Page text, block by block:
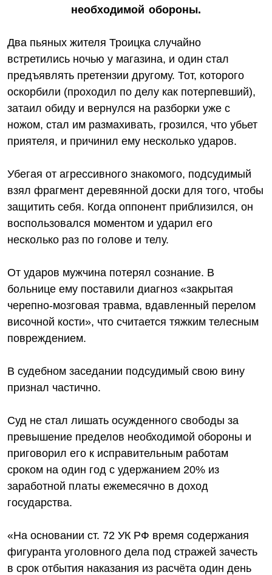
необходимой обороны.
Два пьяных жителя Троицка случайно
встретились ночью у магазина, и один стал
предъявлять претензии другому. Тот, которого
оскорбили (проходил по делу как потерпевший),
затаил обиду и вернулся на разборки уже с
ножом, стал им размахивать, грозился, что убьет
приятеля, и причинил ему несколько ударов.
Убегая от агрессивного знакомого, подсудимый
взял фрагмент деревянной доски для того, чтобы
защитить себя. Когда оппонент приблизился, он
воспользовался моментом и ударил его
несколько раз по голове и телу.
От ударов мужчина потерял сознание. В
больнице ему поставили диагноз «закрытая
черепно-мозговая травма, вдавленный перелом
височной кости», что считается тяжким телесным
повреждением.
В судебном заседании подсудимый свою вину
признал частично.
Суд не стал лишать осужденного свободы за
превышение пределов необходимой обороны и
приговорил его к исправительным работам
сроком на один год с удержанием 20% из
заработной платы ежемесячно в доход
государства.
«На основании ст. 72 УК РФ время содержания
фигуранта уголовного дела под стражей зачесть
в срок отбытия наказания из расчёта один день